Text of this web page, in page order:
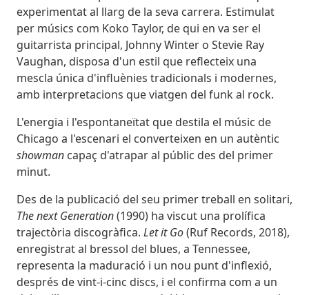
experimentat al llarg de la seva carrera. Estimulat
per músics com Koko Taylor, de qui en va ser el
guitarrista principal, Johnny Winter o Stevie Ray
Vaughan, disposa d'un estil que reflecteix una
mescla única d'influènies tradicionals i modernes,
amb interpretacions que viatgen del funk al rock.
L'energia i l'espontaneïtat que destila el músic de
Chicago a l'escenari el converteixen en un autèntic
showman capaç d'atrapar al públic des del primer
minut.
Des de la publicació del seu primer treball en solitari,
The next Generation(1990) ha viscut una prolífica
trajectòria discogràfica. Let it Go(Ruf Records, 2018),
enregistrat al bressol del blues, a Tennessee,
representa la maduració i un nou punt d'inflexió,
després de vint-i-cinc discs, i el confirma com a un